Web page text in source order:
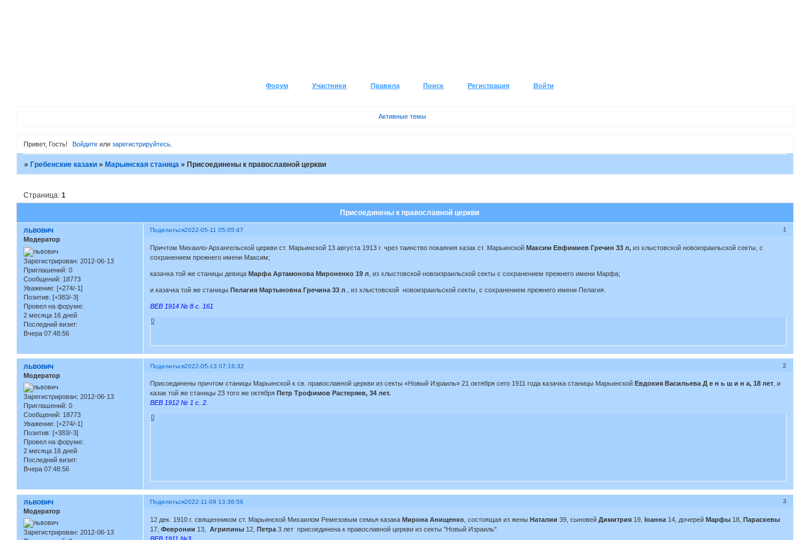
Форум Участники Правила Поиск Регистрация Войти
Активные темы
Привет, Гость! Войдите илизарегистрируйтесь
» Гребенские казаки » Марьинская станица » Присоединены к православной церкви
Присоединены к православной церкви
Страница: 1
Поделиться 1
2022-05-11 05:05:47
львович
Модератор
Зарегистрирован: 2012-06-13
Приглашений: 0
Сообщений: 18773
Уважение: [+274/-1]
Позитив: [+383/-3]
Провел на форуме:
2 месяца 16 дней
Последний визит:
Вчера 07:48:56
Причтом Михаило-Архангельской церкви ст. Марьинской 13 августа 1913 г. чрез таинство покаяния казак ст. Марьинской Максим Евфимиев Гречин 33 л,из хлыстовской новоизраильской секты, с
сохранением прежнего имени Максим;
казачка той же станицы девица Марфа Артамонова Мироненко 19 л, из хлыстовской новоизраильской секты с сохранением прежнего имени Марфа;
и казачка той же станицы Пелагия Мартыновна Гречина 33 л., из хлыстовской новоизраильской секты, с сохранением прежнего имени Пелагия.
ВЕВ 1914 № 8 с. 161
0
Поделиться 2
2022-05-13 07:16:32
львович
Модератор
Зарегистрирован: 2012-06-13
Приглашений: 0
Сообщений: 18773
Уважение: [+274/-1]
Позитив: [+383/-3]
Провел на форуме:
2 месяца 16 дней
Последний визит:
Вчера 07:48:56
Присоединены причтом станицы Марьинской к св. православной церкви из секты «Новый Израиль» 21 октября сего 1911 года казачка станицы Марьинской Евдокия Васильева Д е н ь ш и н а, 18 лет, и
казак той же станицы 23 того же октября Петр Трофимов Растеряев, 34 лет.
ВЕВ 1912 № 1 с. 2.
0
Поделиться 3
2022-11-09 13:38:56
львович
Модератор
Зарегистрирован: 2012-06-13
12 дек. 1910 г. священником ст. Марьинской Михаилом Ремезовым семья казака Мирона Анищенко, состоящая из жены Наталии 39, сыновей Димитрия19, Іоанна14, дочерей Марфы18, Параскевы
17, Февронии 13, Агрипины12, Петра3 лет присоединена к православной церкви из секты "Новый Израиль".
ВЕВ 1911 №3.